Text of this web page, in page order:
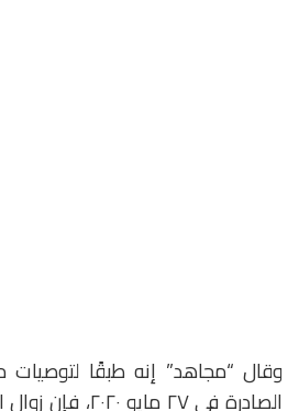
وقال “مجاهد” إنه طبقًا لتوصيات
الصادرة في ٢٧